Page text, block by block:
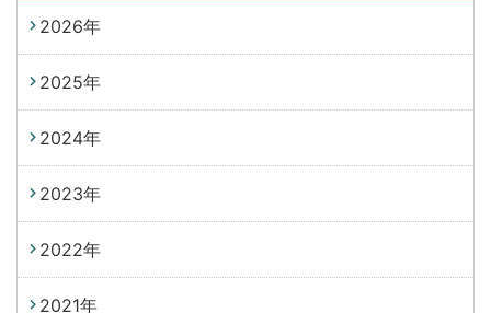
2026年
2025年
2024年
2023年
2022年
2021年